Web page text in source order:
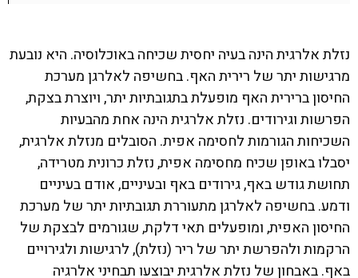
נזלת אלרגית הינה בעיה יחסית שכיחה באוכלוסיה. היא נובעת
מרגישות יתר של רירית האף. בחשיפה לאלרגן מערכת
החיסון ברירית האף מופעלת בתגובתיות יתר, ויוצרת בצקת,
הפרשות וגירודים. נזלת אלרגית הינה אחת מהבעיות
השכיחות הגורמות לחסימה אפית. הסובלים מנזלת אלרגית,
יסבלו באופן שכיח מחסימה אפית, נזלת כרונית מטרידה,
תחושת גודש באף, גירודים באף ובעיניים, אודם בעיניים
ודמע. בחשיפה לאלרגן מתעוררת תגובתיות יתר של מערכת
החיסון האפית, ומופעלים תאי דלקת, שגורמים לבצקת של
הרקמות ולהפרשת יתר של ריר (נזלת), לרגישות ולגירויים
באף. באבחון של נזלת אלרגית יבוצעו תבחיני אלרגיה